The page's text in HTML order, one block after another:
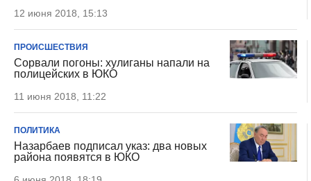
12 июня 2018, 15:13
ПРОИСШЕСТВИЯ
Сорвали погоны: хулиганы напали на
полицейских в ЮКО
11 июня 2018, 11:22
ПОЛИТИКА
Назарбаев подписал указ: два новых
района появятся в ЮКО